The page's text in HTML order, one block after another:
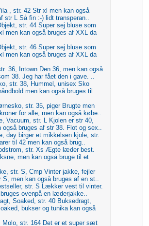
, str. 42 Str xl men kan også
str L Så fin :-) lidt transperan..
str. 44 Super sej bluse som
men kan også bruges af XXL da
str. 46 Super sej bluse som
men kan også bruges af XXL da
36, Intown Den 36, men kan også
38. Jeg har fået den i gave. ..
str. 38, Hummel, unisex Sko
men kan også bruges til
str. 35, piger Brugte men
for alle, men kan også købe..
Vacuum, str. L Kjolen er str 40,
også bruges af str 38. Flot og sex..
day birger et mikkelsen kjole, str.
til 42 men kan også brug..
str. Xs Ægte læder best.
men kan også bruge til et
str. S, Cmp Vinter jakke, fejler
S, men kan også bruges af en st..
str. S Lækker vest til vinter.
ovenpå en læderjakke..
Soaked, str. 40 Buksedragt,
bukser og tunika kan også
Molo, str. 164 Det er et super sæt